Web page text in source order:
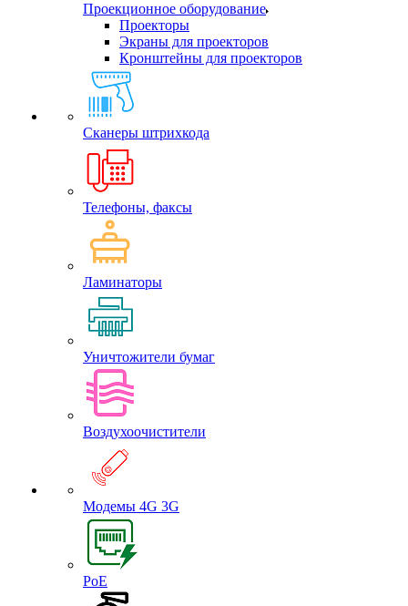
Проекционное оборудование
Проекторы
Экраны для проекторов
Кронштейны для проекторов
Сканеры штрихкода
Телефоны, факсы
Ламинаторы
Уничтожители бумаг
Воздухоочистители
Модемы 4G 3G
PoE